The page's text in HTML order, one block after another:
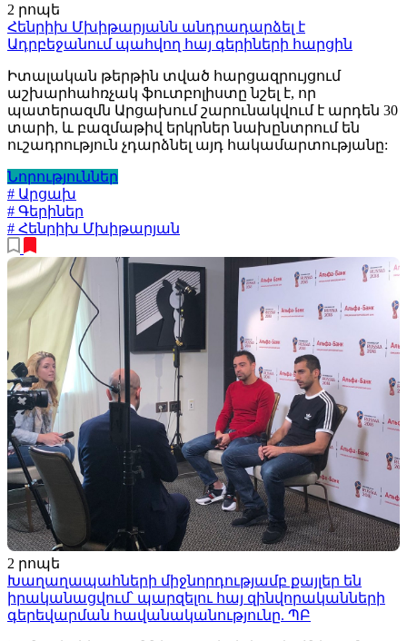
2 րոպե
Հենրիխ Մխիթարյանն անդրադարձել է
Ադրբեջանում պահվող հայ գերիների հարցին
Իտալական թերթին տված հարցազրույցում
աշխարհահռչակ ֆուտբոլիստը նշել է, որ
պատերազմն Արցախում շարունակվում է արդեն 30
տարի, և բազմաթիվ երկրներ նախընտրում են
ուշադրություն չդարձնել այդ հակամարտությանը:
Նորություններ
# Արցախ
# Գերիներ
# Հենրիխ Մխիթարյան
2 րոպե
Խաղաղապահների միջնորդությամբ քայլեր են
իրականացվում՝ պարզելու հայ զինվորականների
գերեվարման հավանականությունը. ՊԲ